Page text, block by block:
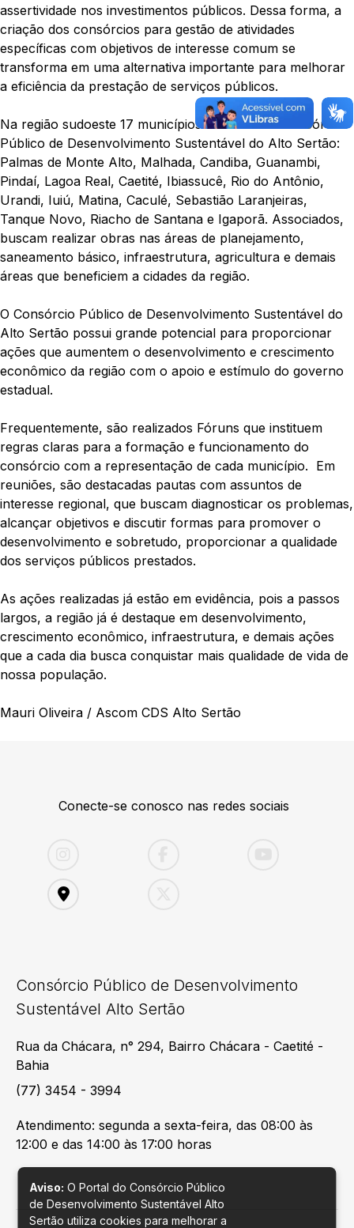
assertividade nos investimentos públicos. Dessa forma, a
criação dos consórcios para gestão de atividades
específicas com objetivos de interesse comum se
transforma em uma alternativa importante para melhorar
a eficiência da prestação de serviços públicos.
Na região sudoeste 17 municípios formaram o Consórcio
Público de Desenvolvimento Sustentável do Alto Sertão:
Palmas de Monte Alto, Malhada, Candiba, Guanambi,
Pindaí, Lagoa Real, Caetité, Ibiassucê, Rio do Antônio,
Urandi, Iuiú, Matina, Caculé, Sebastião Laranjeiras,
Tanque Novo, Riacho de Santana e Igaporã. Associados,
buscam realizar obras nas áreas de planejamento,
saneamento básico, infraestrutura, agricultura e demais
áreas que beneficiem a cidades da região.
O Consórcio Público de Desenvolvimento Sustentável do
Alto Sertão possui grande potencial para proporcionar
ações que aumentem o desenvolvimento e crescimento
econômico da região com o apoio e estímulo do governo
estadual.
Frequentemente, são realizados Fóruns que instituem
regras claras para a formação e funcionamento do
consórcio com a representação de cada município. Em
reuniões, são destacadas pautas com assuntos de
interesse regional, que buscam diagnosticar os problemas,
alcançar objetivos e discutir formas para promover o
desenvolvimento e sobretudo, proporcionar a qualidade
dos serviços públicos prestados.
As ações realizadas já estão em evidência, pois a passos
largos, a região já é destaque em desenvolvimento,
crescimento econômico, infraestrutura, e demais ações
que a cada dia busca conquistar mais qualidade de vida de
nossa população.
Mauri Oliveira / Ascom CDS Alto Sertão
Conecte-se conosco nas redes sociais
Consórcio Público de Desenvolvimento
Sustentável Alto Sertão
Rua da Chácara, n° 294, Bairro Chácara - Caetité -
Bahia
(77) 3454 - 3994
Atendimento: segunda a sexta-feira, das 08:00 às
12:00 e das 14:00 às 17:00 horas
Aviso: O Portal do Consórcio Público
de Desenvolvimento Sustentável Alto
Sertão utiliza cookies para melhorar a